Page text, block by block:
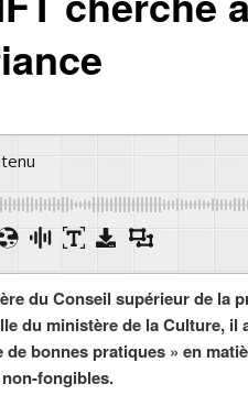
du Conseil supérieur de la
du ministère de la Culture, il
bonnes pratiques » en
fongibles.